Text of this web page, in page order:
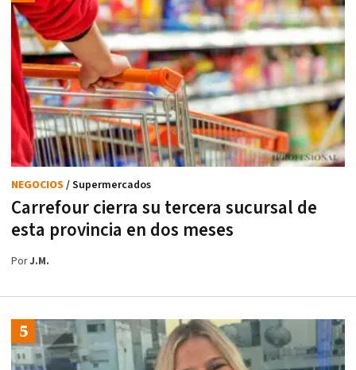
Carrefour cierra su tercera sucursal de
esta provincia en dos meses
NEGOCIOS / Supermercados
PorJ.M.